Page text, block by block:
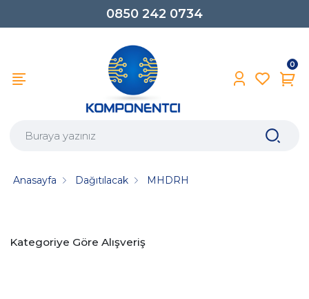
0850 242 0734
0
Anasayfa Dağıtılacak MHDRH
Kategoriye Göre Alışveriş